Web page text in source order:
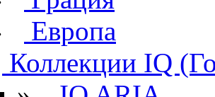
Европа
Коллекции IQ